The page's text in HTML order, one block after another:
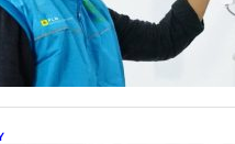
Services PLN